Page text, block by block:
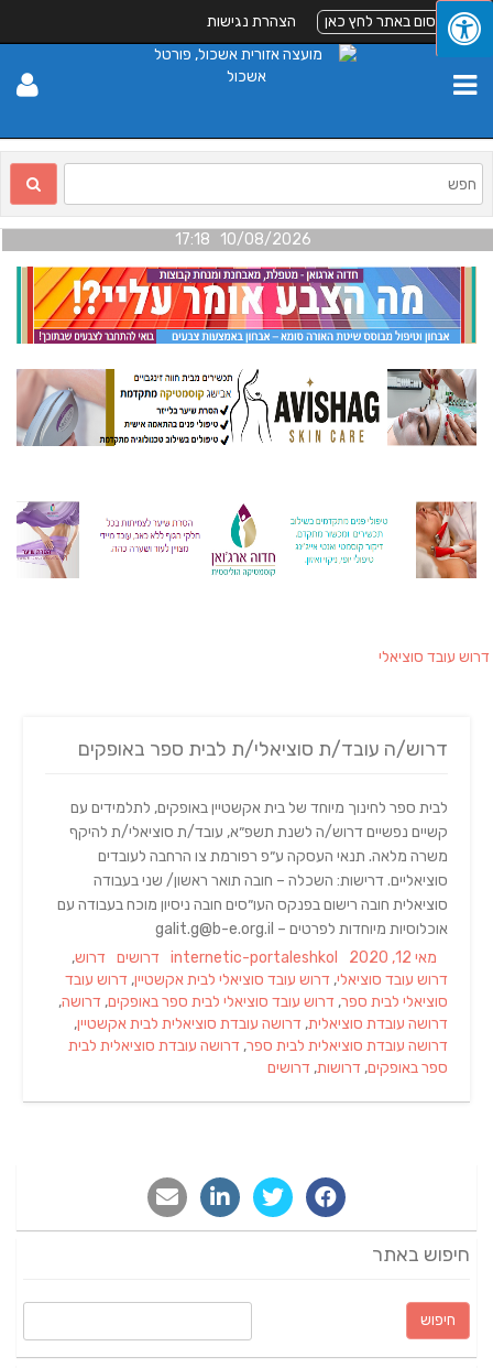
לפרסום באתר לחץ כאן הצהרת נגישות
10/08/2026 17:18
דרוש עובד סוציאלי
דרוש/ה עובד/ת סוציאלי/ת לבית ספר באופקים
לבית ספר לחינוך מיוחד של בית אקשטיין באופקים, לתלמידים עם
קשיים נפשיים דרוש/ה לשנת תשפ״א, עובד/ת סוציאלי/ת להיקף
משרה מלאה. תנאי העסקה ע״פ רפורמת צו הרחבה לעובדים
סוציאליים. דרישות: השכלה – חובה תואר ראשון/ שני בעבודה
סוציאלית חובה רישום בפנקס העו״סים חובה ניסיון מוכח בעבודה עם
אוכלוסיות מיוחדות לפרטים – galit.g@b-e.org.il
Posted
on
מאי 12, 2020 Author
internetic-portaleshkol
Categories
דרושים Tags
דרוש,
דרוש עובד סוציאלי, דרוש עובד סוציאלי לבית אקשטיין, דרוש עובד
סוציאלי לבית ספר, דרוש עובד סוציאלי לבית ספר באופקים, דרושה,
דרושה עובדת סוציאלית, דרושה עובדת סוציאלית לבית אקשטיין,
דרושה עובדת סוציאלית לבית ספר, דרושה עובדת סוציאלית לבית
ספר באופקים, דרושות, דרושים
חיפוש באתר
חיפוש: